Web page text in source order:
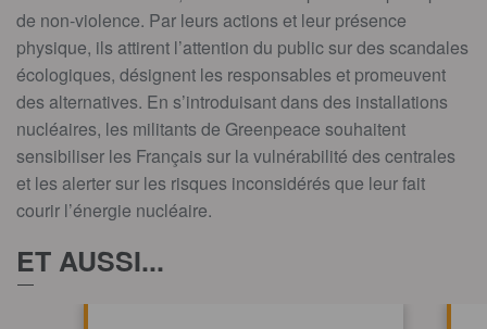
de non-violence. Par leurs actions et leur présence
physique, ils attirent l’attention du public sur des scandales
écologiques, désignent les responsables et promeuvent
des alternatives. En s’introduisant dans des installations
nucléaires, les militants de Greenpeace souhaitent
sensibiliser les Français sur la vulnérabilité des centrales
et les alerter sur les risques inconsidérés que leur fait
courir l’énergie nucléaire.
ET AUSSI...